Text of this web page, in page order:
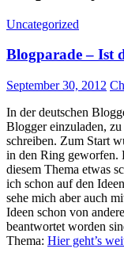
Uncategorized
Blogparade – Ist
September 30, 2012
In der deutschen
Blogger einzuladen,
schreiben. Zum Start
in den Ring geworfen.
diesem Thema etwas
ich schon auf den
sehe mich aber auch
Ideen schon von
beantwortet worden
Thema: Hier geht’s